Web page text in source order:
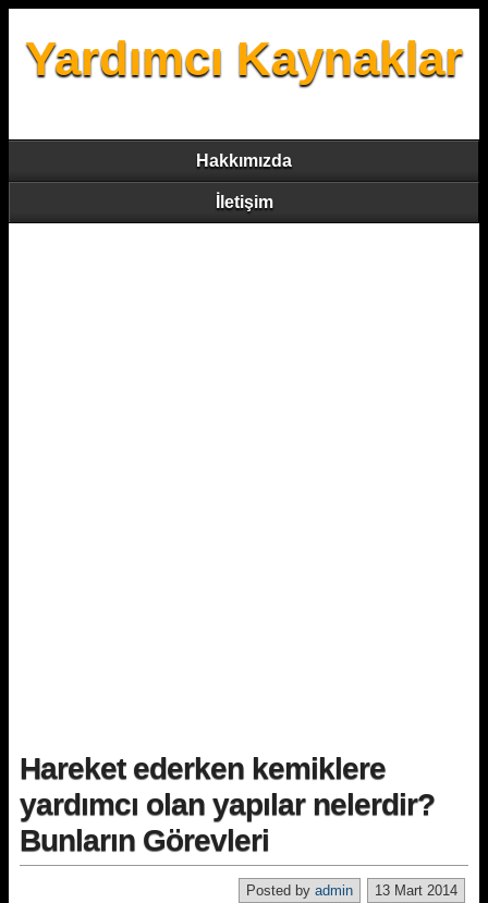
Yardımcı Kaynaklar
Hakkımızda
İletişim
Hareket ederken kemiklere
yardımcı olan yapılar nelerdir?
Bunların Görevleri
13 Mart 2014
Posted by admin